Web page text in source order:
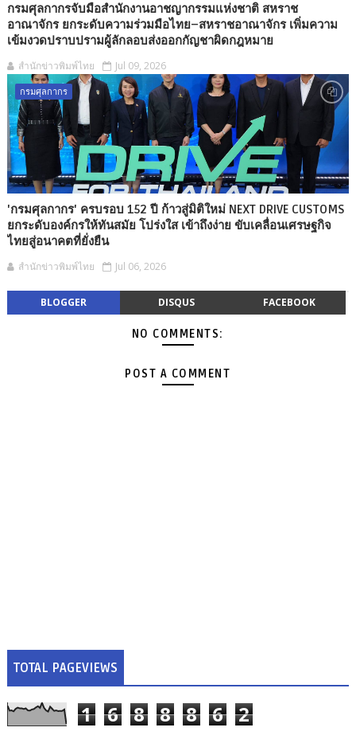
กรมศุลกากรจับมือสำนักงานอาชญากรรมแห่งชาติ สหราช
อาณาจักร ยกระดับความร่วมมือไทย–สหราชอาณาจักร เพิ่มความ
เข้มงวดปราบปรามผู้ลักลอบส่งออกกัญชาผิดกฎหมาย
สำนักข่าวพิมพ์ไทย Jul 09, 2026
กรมศุลกากร
'กรมศุลกากร' ครบรอบ 152 ปี ก้าวสู่มิติใหม่ NEXT DRIVE CUSTOMS
ยกระดับองค์กรให้ทันสมัย โปร่งใส เข้าถึงง่าย ขับเคลื่อนเศรษฐกิจ
ไทยสู่อนาคตที่ยั่งยืน
สำนักข่าวพิมพ์ไทย Jul 06, 2026
BLOGGER DISQUS FACEBOOK
NO COMMENTS:
POST A COMMENT
TOTAL PAGEVIEWS
1 6 8 8 8 6 2